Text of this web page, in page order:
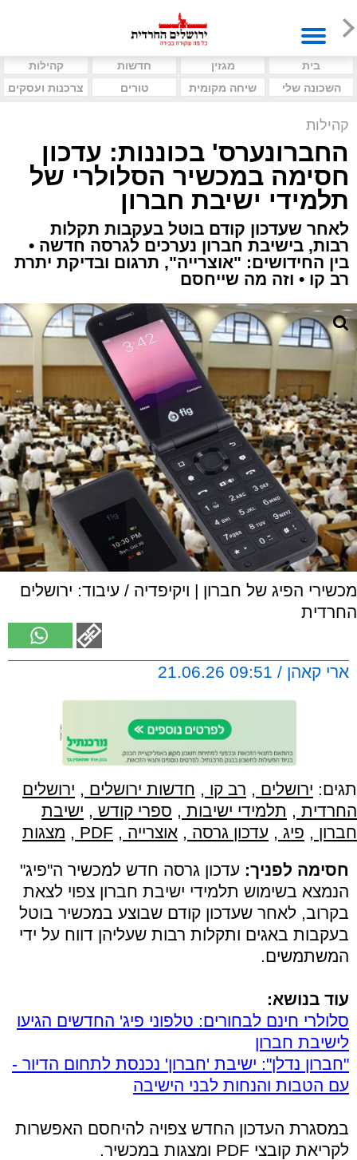
בית מגזין חדשות
קהילות
השכונה שלי
שיחה מקומית טורים צרכנות ועסקים
קהילות
החברונערס' בכוננות: עדכון
חסימה במכשיר הסלולרי של
תלמידי ישיבת חברון
לאחר שעדכון קודם בוטל בעקבות תקלות
רבות, בישיבת חברון נערכים לגרסה חדשה •
בין החידושים: "אוצרייה", תרגום ובדיקת יתרת
רב קו • וזה מה שייחסם
מכשירי הפיג של חברון | ויקיפדיה / עיבוד: ירושלים
החרדית
ארי קאהן / 09:51 21.06.26
תגים: ירושלים , רב קו , חדשות ירושלים , ירושלים
החרדית , תלמידי ישיבות , ספרי קודש , ישיבת
חברון , פיג , עדכון גרסה , אוצרייה ,
PDF
, מצגות
חסימה לפניך: עדכון גרסה חדש למכשיר ה"פיג"
הנמצא בשימוש תלמידי ישיבת חברון צפוי לצאת
בקרוב, לאחר שעדכון קודם שבוצע במכשיר בוטל
בעקבות באגים ותקלות רבות שעליהן דווח על ידי
המשתמשים.
עוד בנושא:
סלולרי חינם לבחורים: טלפוני פיג' החדשים הגיעו
לישיבת חברון
"חברון נדלן": ישיבת 'חברון' נכנסת לתחום הדיור -
עם הטבות והנחות לבני הישיבה
במסגרת העדכון החדש צפויה להיחסם האפשרות
לקריאת קובצי PDF ומצגות במכשיר.